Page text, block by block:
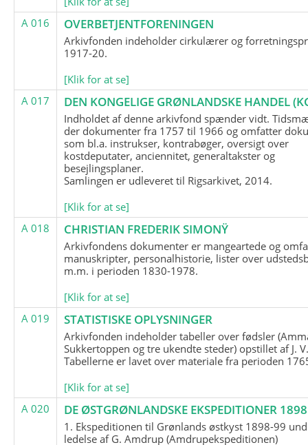
A 016
OVERBETJENTFORENINGEN
Arkivfonden indeholder cirkulærer og
1917-20.
[Klik for at se]
A 017
DEN KONGELIGE GRØNLANDSKE HANDEL
Indholdet af denne arkivfond spænder vidt.
der dokumenter fra 1757 til 1966 og omfatter
som bl.a. instrukser, kontrabøger, oversigt over
kostdeputater, anciennitet, generaltakster og
besejlingsplaner.
Samlingen er udleveret til Rigsarkivet, 2014.
[Klik for at se]
A 018
CHRISTIAN FREDERIK SIMONŸ
Arkivfondens dokumenter er mangeartede og
manuskripter, personalhistorie, lister over
m.m. i perioden 1830-1978.
[Klik for at se]
A 019
STATISTISKE OPLYSNINGER
Arkivfonden indeholder tabeller over fødsler
Sukkertoppen og tre ukendte steder) opstillet af J.
Tabellerne er lavet over materiale fra perioden
[Klik for at se]
A 020
DE ØSTGRØNLANDSKE EKSPEDITIONER
1. Ekspeditionen til Grønlands østkyst 1898-99
ledelse af G. Amdrup (Amdrupekspeditionen)